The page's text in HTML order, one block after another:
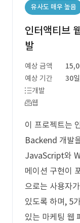
유사도 매우 높음
인터액티브
발
예상 금액
예상 기간
30일
개발
웹
이 프로젝트는
Backend 개발
JavaScript와
메이션 구현이
으로는 사용자
있도록 하며, 5
있는 마케팅 웹